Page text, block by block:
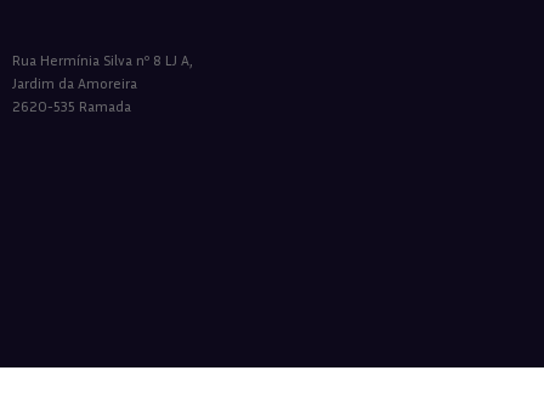
Rua Hermínia Silva nº 8 LJ A,
Jardim da Amoreira
2620-535 Ramada